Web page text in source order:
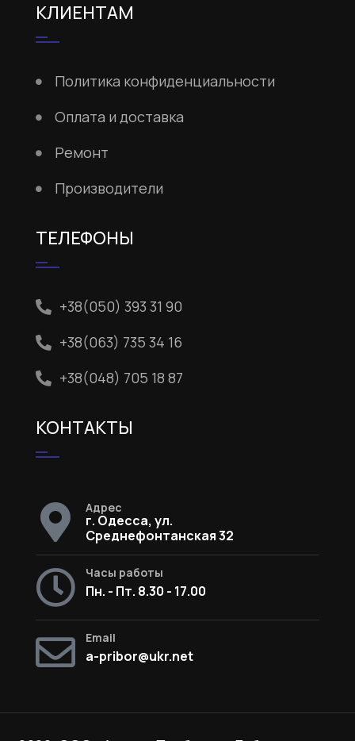
КЛИЕНТАМ
Политика конфиденциальности
Оплата и доставка
Ремонт
Производители
ТЕЛЕФОНЫ
+38(050) 393 31 90
+38(063) 735 34 16
+38(048) 705 18 87
КОНТАКТЫ
Адрес
г. Одесса, ул.
Среднефонтанская 32
Часы работы
Пн. - Пт. 8.30 - 17.00
Email
a-pribor@ukr.net